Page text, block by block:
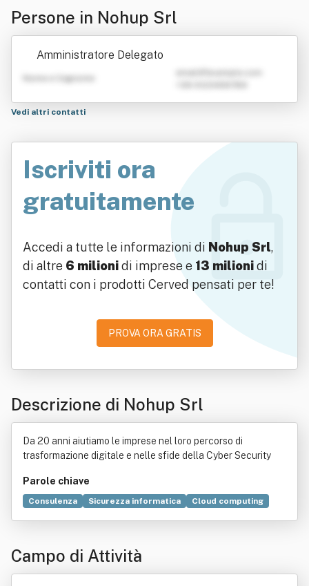
Persone in Nohup Srl
Amministratore Delegato
Nome e Cognome
Vedi altri contatti
Iscriviti ora
gratuitamente
Accedi a tutte le informazioni di Nohup Srl,
di altre 6 milionidi imprese e 13 milionidi
contatti con i prodotti Cerved pensati per te!
PROVA ORA GRATIS
Descrizione di Nohup Srl
Da 20 anni aiutiamo le imprese nel loro percorso di
trasformazione digitale e nelle sfide della Cyber Security
Parole chiave
Consulenza Sicurezza informatica
Cloud computing
Elaborazione dati
Scalabilità
Computer
Campo di Attività